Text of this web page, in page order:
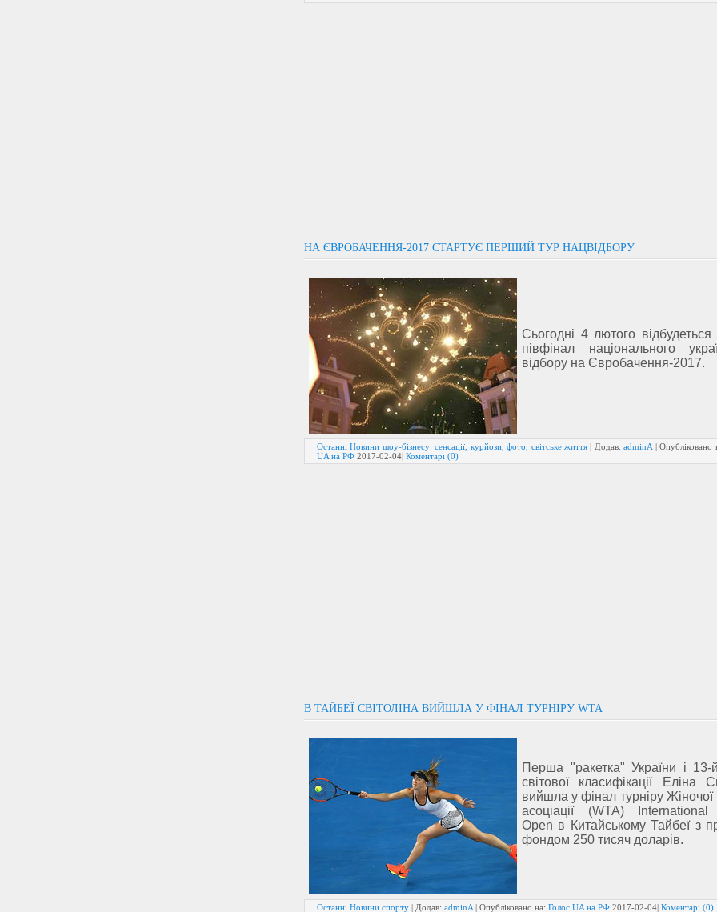
НА ЄВРОБАЧЕННЯ-2017 СТАРТУЄ ПЕРШИЙ ТУР НАЦВІДБОРУ
Сьогодні 4 лютого
півфінал національного
відбору на Євробачення-2017.
Останні Новини шоу-бізнесу: сенсації, курйози, фото, світське життя | Додав:adminA | Опубліковано
UA на РФ 2017-02-04| Коментарі (0)
В ТАЙБЕЇ СВІТОЛІНА ВИЙШЛА У ФІНАЛ ТУРНІРУ WTA
Перша "ракетка" України і
світової класифікації Еліна
вийшла у фінал турніру Жіночої
асоціації (WTA)
Open в Китайському Тайбеї з
фондом 250 тисяч доларів.
Останні Новини спорту | Додав: adminA | Опубліковано на: Голос UA на РФ 2017-02-04| Коментарі (0)